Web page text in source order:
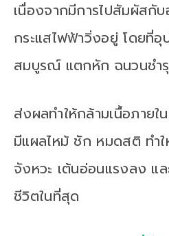
เนื่องจากมีการไปสัมผัสกั
กระแสไฟฟ้าวิ่งอยู่ โดยที่
สมบูรณ์ แตกหัก ฉนวนชำ
ส่งผลทำให้กล้ามเนื้อภายใ
มีแผลไหม้ ชัก หมดสติ ทำใ
จังหวะ เต้นอ่อนแรงลง แล
ชีวิตในที่สุด